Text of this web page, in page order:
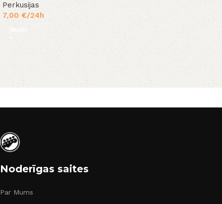
Perkusijas
7,00 €/24h
Skatīt
Noderīgas saites
Par Mums